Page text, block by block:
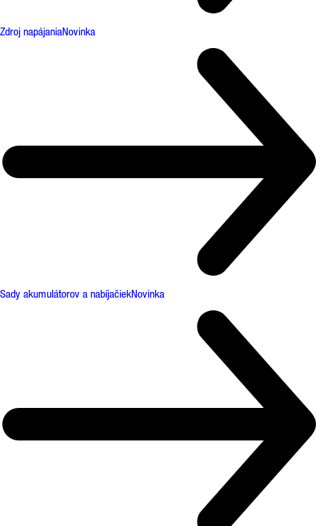
Zdroj napájaniaNovinka
Sady akumulátorov a nabíjačiekNovinka